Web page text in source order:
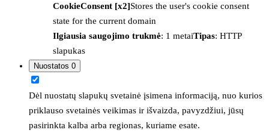
CookieConsent [x2]Stores the user's cookie consent
state for the current domain
Ilgiausia saugojimo trukmė: 1 metaiTipas: HTTP
slapukas
Nuostatos 0
Dėl nuostatų slapukų svetainė įsimena informaciją, nuo kurios
priklauso svetainės veikimas ir išvaizda, pavyzdžiui, jūsų
pasirinkta kalba arba regionas, kuriame esate.